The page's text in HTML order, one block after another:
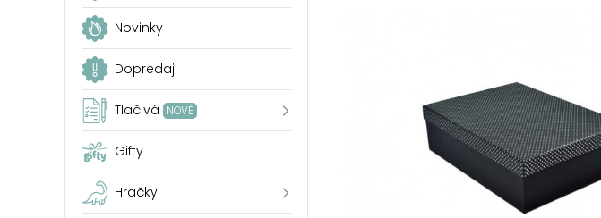
Novinky
Dopredaj
Tlačivá NOVÉ
Gifty
Hračky